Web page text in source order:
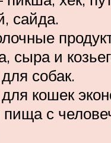
сайда.
сыра и
собак.
кошек
с